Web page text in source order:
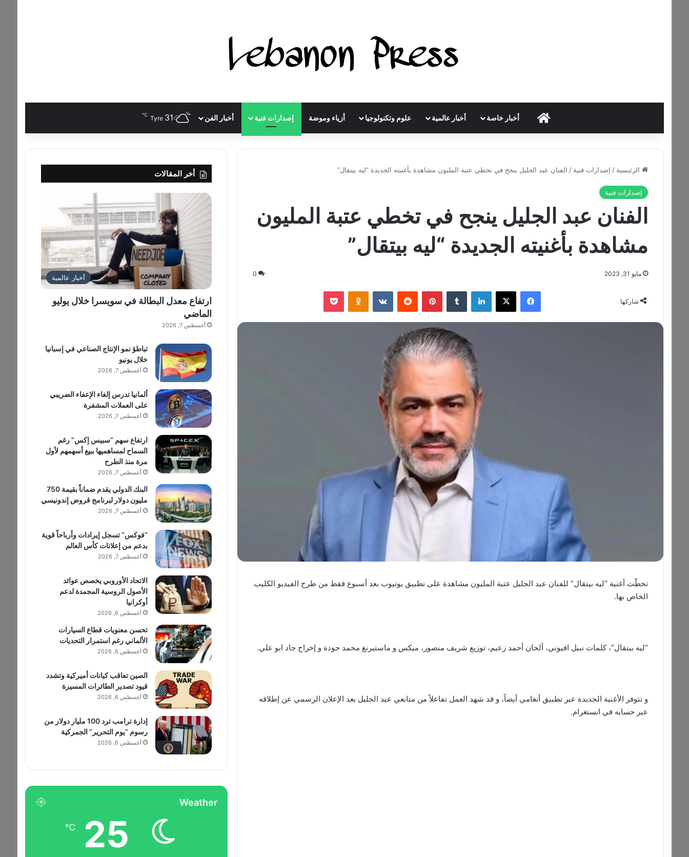
HOMEأخبار خاصة أخبار عالمية علوم وتكنولوجيا أزياء وموضة إصدارات فنية أخبار الفن Tyre 31
℃
الرئيسية / إصدارات فنية / الفنان عبد الجليل ينجح في تخطي عتبة المليون مشاهدة بأغنيته الجديدة “ليه بيتقال”
إصدارات فنية
الفنان عبد الجليل ينجح في تخطي عتبة المليون
مشاهدة بأغنيته الجديدة “ليه بيتقال”
مايو 31, 2023 0
شاركها
فيسبوك ‫X لينكدإن ‏Tumblr بينتيريست ‏Reddit
‏VKontakte
Odnoklassniki
‫Pocket
تخطّت أغنية “ليه بيتقال” للفنان عبد الجليل عتبة المليون مشاهدة على تطبيق يوتيوب بعد أسبوع فقط من طرح الفيديو الكليب
الخاص بها.
“ليه بيتقال”، كلمات نبيل افيوني، ألحان أحمد زعيم، توزيع شريف منصور، ميكس و ماستيرنغ محمد جودة و إخراج جاد ابو علي.
و تتوفر الأغنية الجديدة عبر تطبيق أنغامي أيضاً، و قد شهد العمل تفاعلاً من متابعي عبد الجليل بعد الإعلان الرسمي عن إطلاقه
عبر حسابه في انستغرام.
أخر المقالات
أخبار عالمية
ارتفاع معدل البطالة في سويسرا خلال يوليو
الماضي
أغسطس 7, 2026
تباطؤ نمو الإنتاج الصناعي في إسبانيا
خلال يونيو
أغسطس 7, 2026
ألمانيا تدرس إلغاء الإعفاء الضريبي
على العملات المشفرة
أغسطس 7, 2026
ارتفاع سهم “سبيس إكس” رغم
السماح لمساهميها ببيع أسهمهم لأول
مرة منذ الطرح
أغسطس 7, 2026
البنك الدولي يقدم ضماناً بقيمة 750
مليون دولار لبرنامج قروض إندونيسي
أغسطس 7, 2026
“فوكس” تسجل إيرادات وأرباحاً قوية
بدعم من إعلانات كأس العالم
أغسطس 7, 2026
الاتحاد الأوروبي يخصص عوائد
الأصول الروسية المجمدة لدعم
أوكرانيا
أغسطس 6, 2026
تحسن معنويات قطاع السيارات
الألماني رغم استمرار التحديات
أغسطس 6, 2026
الصين تعاقب كيانات أميركية وتشدد
قيود تصدير الطائرات المسيرة
أغسطس 6, 2026
إدارة ترامب ترد 100 مليار دولار من
رسوم “يوم التحرير” الجمركية
أغسطس 6, 2026
Weather
25
℃